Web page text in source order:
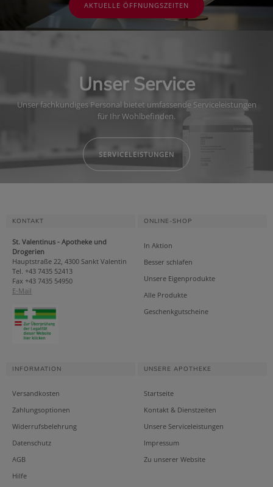
AKTUELLE ÖFFNUNGSZEITEN
Unser Service
Unser fachkundiges Personal bietet umfassende Serviceleistungen
für Ihr Wohlbefinden.
SERVICELEISTUNGEN
KONTAKT
St. Valentinus - Apotheke und
Drogerien
Hauptstraße 22, 4300 Sankt Valentin
Tel. +43 7435 52413
Fax +43 7435 54950
E-Mail
ONLINE-SHOP
In Aktion
Besser schlafen
Unsere Eigenprodukte
Alle Produkte
Geschenkgutscheine
INFORMATION
Versandkosten
Zahlungsoptionen
Widerrufsbelehrung
Datenschutz
AGB
Hilfe
UNSERE APOTHEKE
Startseite
Kontakt & Dienstzeiten
Unsere Serviceleistungen
Impressum
Zu unserer Website